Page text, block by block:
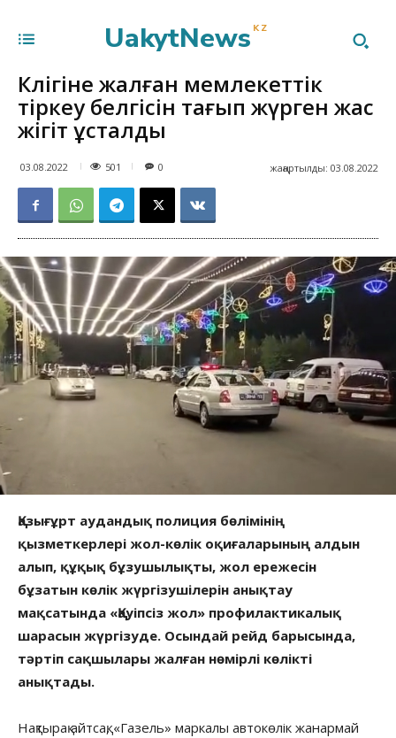
UakytNews KZ
Көлігіне жалған мемлекеттік
тіркеу белгісін тағып жүрген жас
жігіт ұсталды
03.08.2022 501 жаңартылды: 03.08.2022
0
Қазығұрт аудандық полиция бөлімінің
қызметкерлері жол-көлік оқиғаларының алдын
алып, құқық бұзушылықты, жол ережесін
бұзатын көлік жүргізушілерін анықтау
мақсатында «Қауіпсіз жол» профилактикалық
шарасын жүргізуде. Осындай рейд барысында,
тәртіп сақшылары жалған нөмірлі көлікті
анықтады.
Нақтырақ айтсақ, «Газель» маркалы автокөлік жанармай